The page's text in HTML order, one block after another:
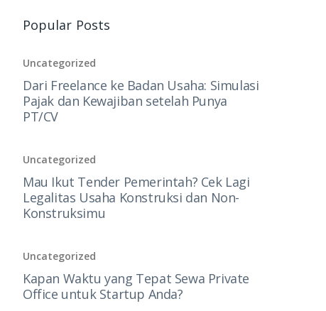
Popular Posts
Uncategorized
Dari Freelance ke Badan Usaha: Simulasi
Pajak dan Kewajiban setelah Punya
PT/CV
Uncategorized
Mau Ikut Tender Pemerintah? Cek Lagi
Legalitas Usaha Konstruksi dan Non-
Konstruksimu
Uncategorized
Kapan Waktu yang Tepat Sewa Private
Office untuk Startup Anda?